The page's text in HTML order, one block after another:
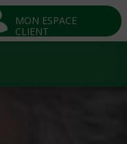
MON ESPACE
CLIENT